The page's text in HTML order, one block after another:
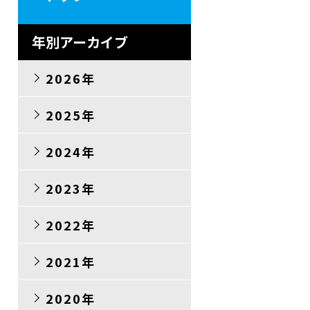
年別アーカイブ
2026年
2025年
2024年
2023年
2022年
2021年
2020年